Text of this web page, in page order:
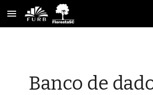
Skip to main content
Banco de